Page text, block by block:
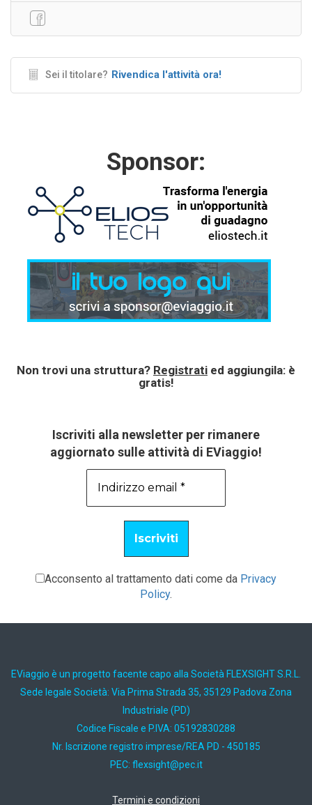
Sei il titolare? Rivendica l'attività ora!
Sponsor:
Non trovi una struttura? Registrati ed aggiungila: è
gratis!
Iscriviti alla newsletter per rimanere
aggiornato sulle attività di EViaggio!
Acconsento al trattamento dati come da Privacy
Policy.
EViaggio è un progetto facente capo alla Società FLEXSIGHT S.R.L.
Sede legale Società: Via Prima Strada 35, 35129 Padova Zona
Industriale (PD)
Codice Fiscale e P.IVA: 05192830288
Nr. Iscrizione registro imprese/REA PD - 450185
PEC: ti.cep@thgisxelf
Termini e condizioni